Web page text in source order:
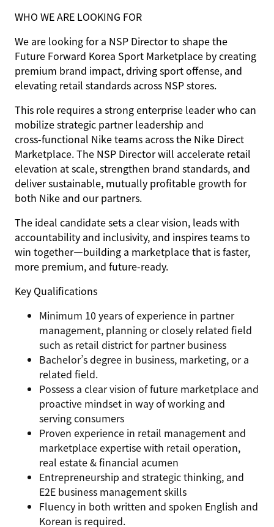
WHO WE ARE LOOKING FOR
We are looking for a NSP Director to shape the
Future Forward Korea Sport Marketplace by creating
premium brand impact, driving sport offense, and
elevating retail standards across NSP stores.
This role requires a strong enterprise leader who can
mobilize strategic partner leadership and
cross‑functional Nike teams across the Nike Direct
Marketplace. The NSP Director will accelerate retail
elevation at scale, strengthen brand standards, and
deliver sustainable, mutually profitable growth for
both Nike and our partners.
The ideal candidate sets a clear vision, leads with
accountability and inclusivity, and inspires teams to
win together—building a marketplace that is faster,
more premium, and future‑ready.
Key Qualifications
Minimum 10 years of experience in partner
management, planning or closely related field
such as retail district for partner business
Bachelor’s degree in business, marketing, or a
related field.
Possess a clear vision of future marketplace and
proactive mindset in way of working and
serving consumers
Proven experience in retail management and
marketplace expertise with retail operation,
real estate & financial acumen
Entrepreneurship and strategic thinking, and
E2E business management skills
Fluency in both written and spoken English and
Korean is required.